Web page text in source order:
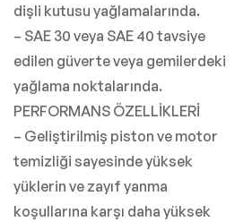
dişli kutusu yağlamalarında.
– SAE 30 veya SAE 40 tavsiye
edilen güverte veya gemilerdeki
yağlama noktalarında.
PERFORMANS ÖZELLİKLERİ
– Geliştirilmiş piston ve motor
temizliği sayesinde yüksek
yüklerin ve zayıf yanma
koşullarına karşı daha yüksek